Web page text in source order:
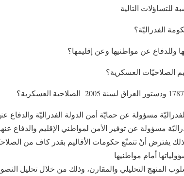
للتساؤلات التالية
مسؤولة عن حمايّة أمن الدولة الفدراليّة والدفاع
مسؤولة عن توفير الأمن لمواطني الإقليم والدفاع
يفترض أنْ تتمتّع حكومات الأقاليم بقدر كاف من
أمام مواطنيها
المنهج التحليلي والمقارن، وذلك من خلال تحليل